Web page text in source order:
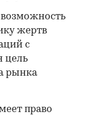
жертв
с
цель
рынка
право